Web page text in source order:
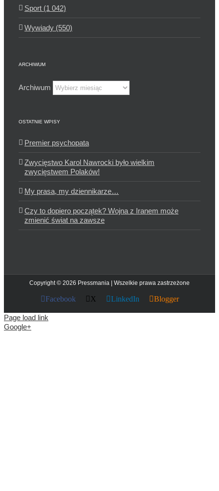
Sport (1 042)
Wywiady (550)
ARCHIWUM
Archiwum
OSTATNIE WPISY
Premier psychopata
Zwycięstwo Karol Nawrocki było wielkim
zwycięstwem Polaków!
My prasa, my dziennikarze…
Czy to dopiero początek? Wojna z Iranem może
zmienić świat na zawsze
Copyright © 2026 Pressmania | Wszelkie prawa zastrzeżone
Facebook X LinkedIn Blogger
Page load link
Google+